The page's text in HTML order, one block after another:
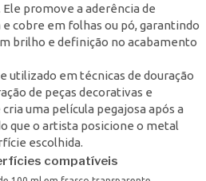
promove a aderência de
cobre em folhas ou pó, garantindo
brilho e definição no acabamento
utilizado em técnicas de douração
de peças decorativas e
uma película pegajosa após a
que o artista posicione o metal
escolhida.
compatíveis